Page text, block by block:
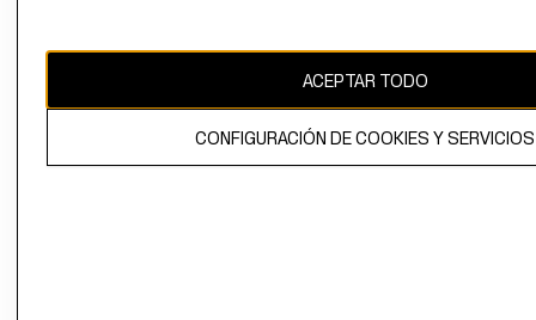
propiedad de H&M Hennes & Mauritz AB.ACEPTAR TODO
CONFIGURACIÓN DE COOKIES Y SERVICIOS